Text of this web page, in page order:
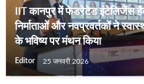
IIT कानपुर में फेडरेटेड इंटेलिजेंस
निर्माताओं और नवप्रवर्तकों ने
के भविष्य पर मंथन किया
Editor 25 जनवरी 2026